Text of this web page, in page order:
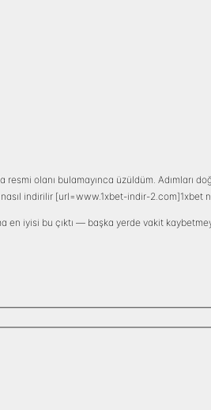
resmi olanı bulamayınca üzüldüm.
indirilir [url=www.1xbet-indir-
iyisi bu çıktı — başka yerde vakit